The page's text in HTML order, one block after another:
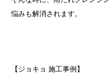
悩みも解消されます。
【ジョキョ 施工事例】